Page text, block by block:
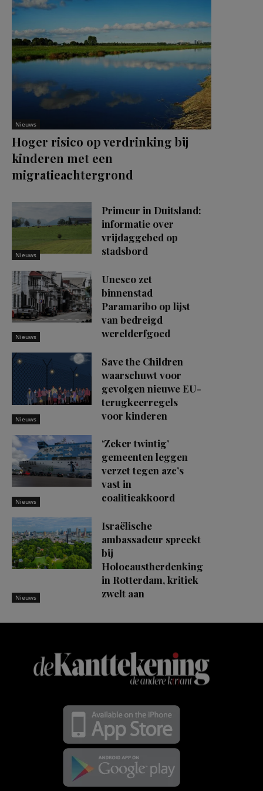
Nieuws
Hoger risico op verdrinking bij
kinderen met een
migratieachtergrond
Nieuws
Primeur in Duitsland:
informatie over
vrijdaggebed op
stadsbord
Nieuws
Unesco zet
binnenstad
Paramaribo op lijst
van bedreigd
werelderfgoed
Nieuws
Save the Children
waarschuwt voor
gevolgen nieuwe EU-
terugkeerregels
voor kinderen
Nieuws
‘Zeker twintig’
gemeenten leggen
verzet tegen azc’s
vast in
coalitieakkoord
Nieuws
Israëlische
ambassadeur spreekt
bij
Holocaustherdenking
in Rotterdam, kritiek
zwelt aan